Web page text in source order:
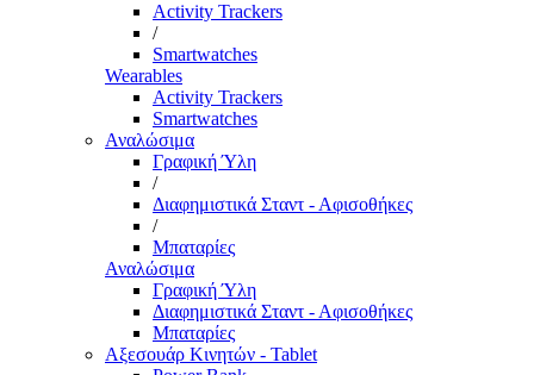
Activity Trackers
/
Smartwatches
Wearables
Activity Trackers
Smartwatches
Αναλώσιμα
Γραφική Ύλη
/
Διαφημιστικά Σταντ - Αφισοθήκες
/
Μπαταρίες
Αναλώσιμα
Γραφική Ύλη
Διαφημιστικά Σταντ - Αφισοθήκες
Μπαταρίες
Αξεσουάρ Κινητών - Tablet